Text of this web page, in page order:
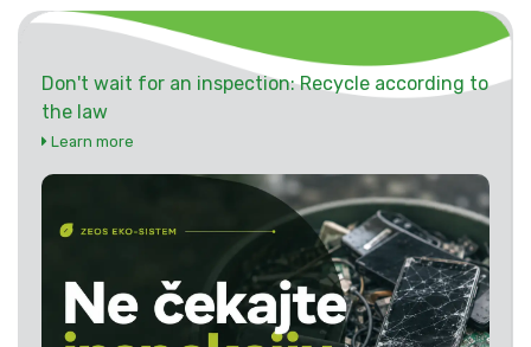
Don't wait for an inspection: Recycle according to
the law
Learn more